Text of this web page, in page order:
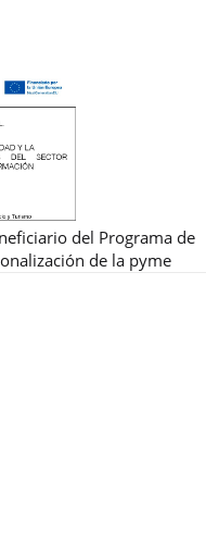
del Programa de
de la pyme